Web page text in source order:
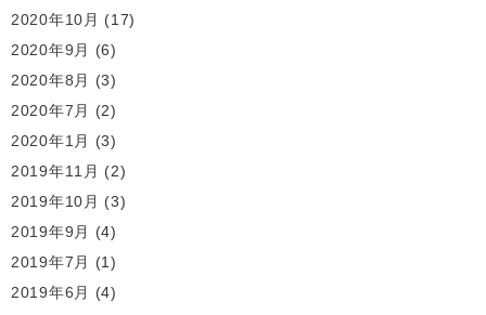
2020年10月 (17)
2020年9月
(6)
2020年8月
(3)
2020年7月
(2)
2020年1月
(3)
2019年11月 (2)
2019年10月 (3)
2019年9月
(4)
2019年7月
(1)
2019年6月
(4)